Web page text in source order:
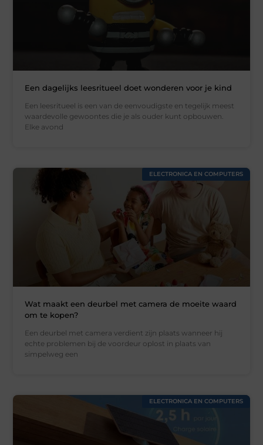
Een dagelijks leesritueel doet wonderen voor je kind
Een leesritueel is een van de eenvoudigste en tegelijk meest
waardevolle gewoontes die je als ouder kunt opbouwen.
Elke avond
ELECTRONICA EN COMPUTERS
Wat maakt een deurbel met camera de moeite waard
om te kopen?
Een deurbel met camera verdient zijn plaats wanneer hij
echte problemen bij de voordeur oplost in plaats van
simpelweg een
ELECTRONICA EN COMPUTERS